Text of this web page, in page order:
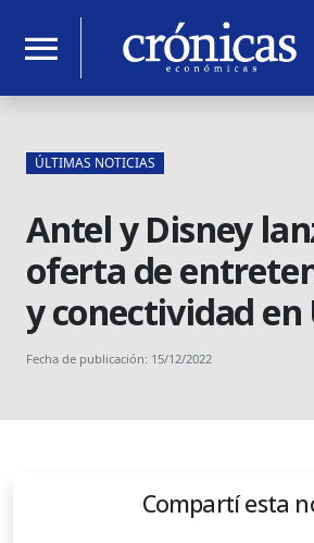
menu
ÚLTIMAS NOTICIAS
Antel y Disney
oferta de
y conectividad
Fecha de publicación: 15/12/2022
Compartí esta